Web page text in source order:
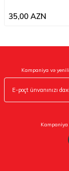
35,00 AZN
Kampaniya və